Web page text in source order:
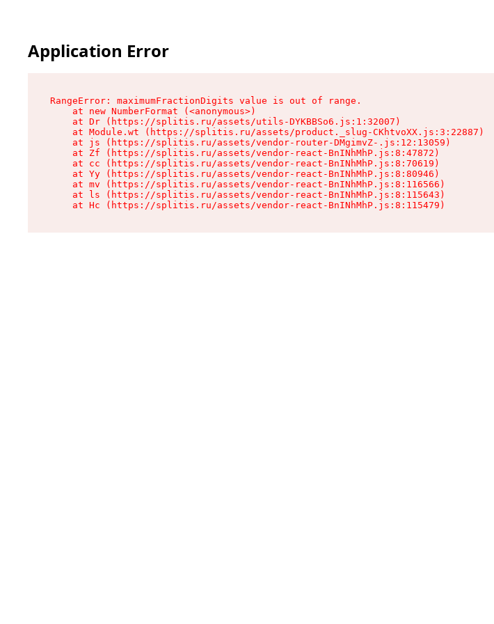
Application Error
RangeError: maximumFractionDigits value is out of range.
    at new NumberFormat (<anonymous>)
    at Dr (https://splitis.ru/assets/utils-DYKBBSo6.js:1:32007)
    at Module.wt (https://splitis.ru/assets/product._slug-CKhtvoXX.js:3:22887)
    at js (https://splitis.ru/assets/vendor-router-DMgimvZ-.js:12:13059)
    at Zf (https://splitis.ru/assets/vendor-react-BnINhMhP.js:8:47872)
    at cc (https://splitis.ru/assets/vendor-react-BnINhMhP.js:8:70619)
    at Yy (https://splitis.ru/assets/vendor-react-BnINhMhP.js:8:80946)
    at mv (https://splitis.ru/assets/vendor-react-BnINhMhP.js:8:116566)
    at ls (https://splitis.ru/assets/vendor-react-BnINhMhP.js:8:115643)
    at Hc (https://splitis.ru/assets/vendor-react-BnINhMhP.js:8:115479)